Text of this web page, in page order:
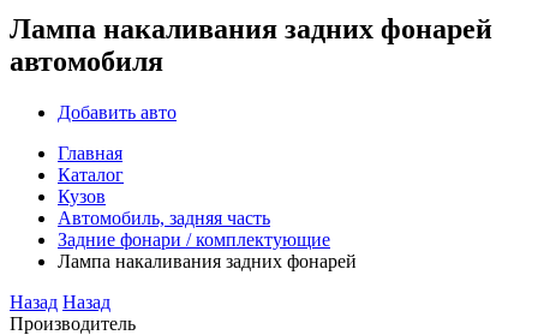
Лампа накаливания задних фонарей
автомобиля
Добавить авто
Главная
Каталог
Кузов
Автомобиль, задняя часть
Задние фонари / комплектующие
Лампа накаливания задних фонарей
Назад Назад
Производитель